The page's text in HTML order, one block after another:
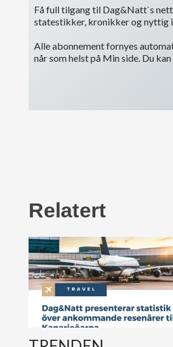
Få full tilgang til Dag&Natt`s
statestikker, kronikker og nyttig
Alle abonnement fornyes
når som helst på Min side. Du
Relatert